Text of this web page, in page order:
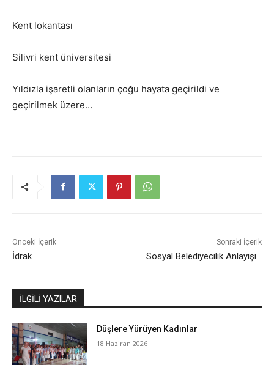
Kent lokantası
Silivri kent üniversitesi
Yıldızla işaretli olanların çoğu hayata geçirildi ve
geçirilmek üzere…
Önceki İçerik
İdrak
Sonraki İçerik
Sosyal Belediyecilik Anlayışı…
İLGİLİ YAZILAR
Düşlere Yürüyen Kadınlar
18 Haziran 2026